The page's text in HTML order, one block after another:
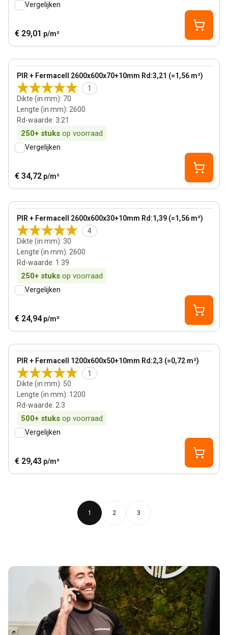
Vergelijken
€ 29,01 p/m²
PIR + Fermacell 2600x600x70+10mm Rd:3,21 (=1,56 m²)
1
Dikte (in mm): 70
Lengte (in mm): 2600
Rd-waarde: 3.21
250+ stuks op voorraad
View product
Vergelijken
€ 34,72 p/m²
PIR + Fermacell 2600x600x30+10mm Rd:1,39 (=1,56 m²)
4
Dikte (in mm): 30
Lengte (in mm): 2600
Rd-waarde: 1.39
250+ stuks op voorraad
View product
Vergelijken
€ 24,94 p/m²
PIR + Fermacell 1200x600x50+10mm Rd:2,3 (=0,72 m²)
1
Dikte (in mm): 50
Lengte (in mm): 1200
Rd-waarde: 2.3
500+ stuks op voorraad
View product
Vergelijken
€ 29,43 p/m²
1 2 3